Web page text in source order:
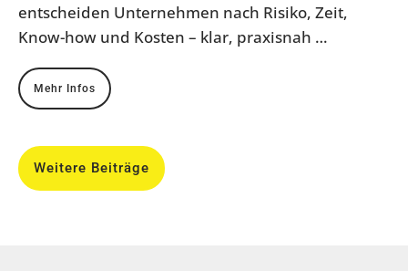
entscheiden Unternehmen nach Risiko, Zeit,
Know-how und Kosten – klar, praxisnah …
Mehr Infos
Weitere Beiträge